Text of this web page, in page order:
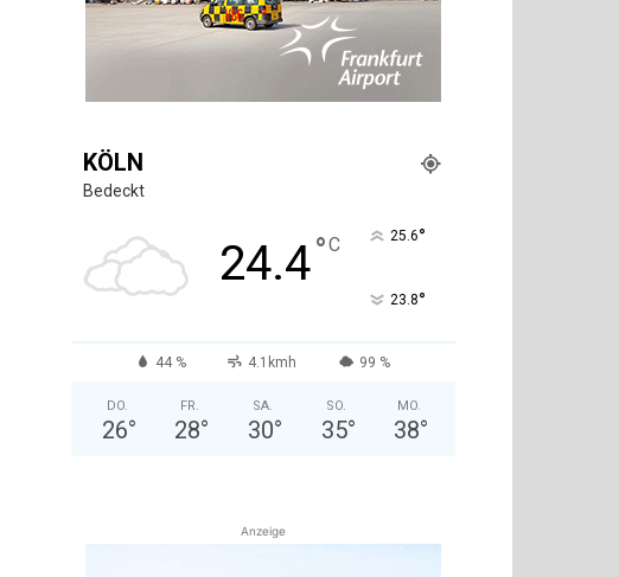
KÖLN
Bedeckt
24.4°C 25.6°
23.8°
44 % 4.1kmh 99 %
DO.
26°
FR.
28°
SA.
30°
SO.
35°
MO.
38°
Anzeige